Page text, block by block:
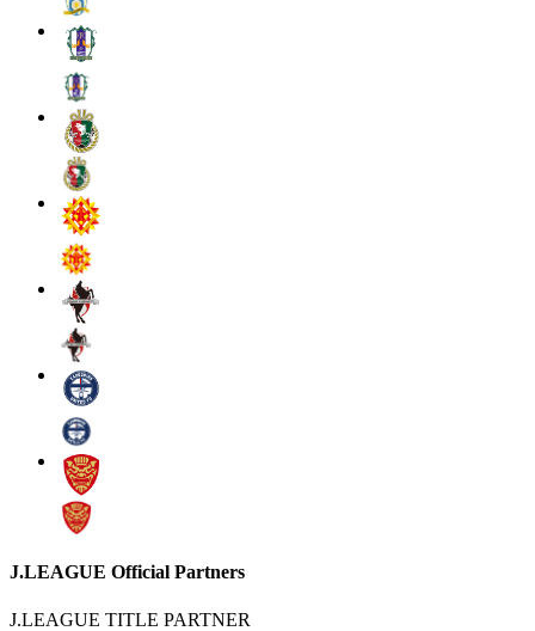
J.LEAGUE Official Partners
J.LEAGUE TITLE PARTNER